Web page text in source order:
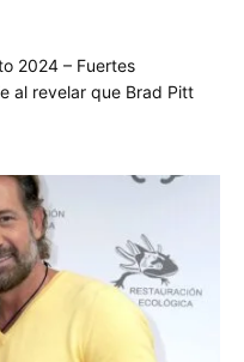
2024 – Fuertes
al revelar que Brad Pitt